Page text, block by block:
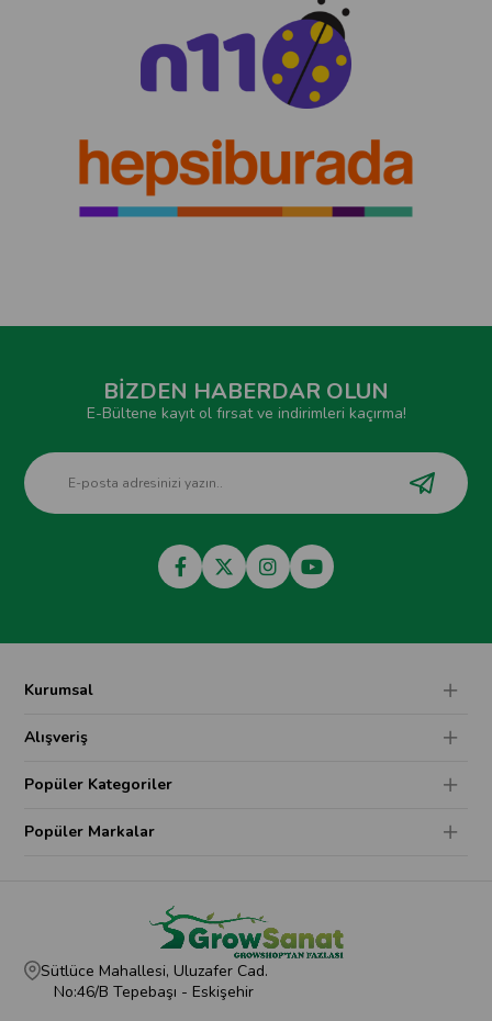
BİZDEN HABERDAR OLUN
E-Bültene kayıt ol fırsat ve indirimleri kaçırma!
Kurumsal
Alışveriş
Popüler Kategoriler
Popüler Markalar
Sütlüce Mahallesi, Uluzafer Cad.
No:46/B Tepebaşı - Eskişehir